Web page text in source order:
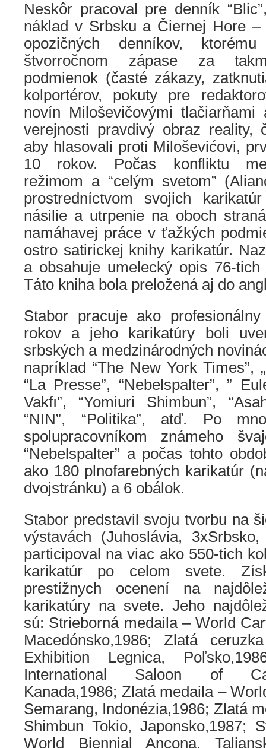
Neskôr pracoval pre denník
náklad v Srbsku a Čiernej Hore
opozičných denníkov,
štvorročnom zápase za
podmienok (časté zákazy,
kolportérov, pokuty pre
novín Miloševičovými tlačiarňami
verejnosti pravdivý obraz reality,
aby hlasovali proti Miloševićovi,
10 rokov. Počas konfliktu
režimom a “celým svetom”
prostredníctvom svojich
násilie a utrpenie na oboch
namáhavej práce v ťažkých
ostro satirickej knihy karikatúr.
a obsahuje umelecký opis 76-tich
Táto kniha bola preložená aj do
Stabor pracuje ako
rokov a jeho karikatúry boli
srbských a medzinárodných
napríklad “The New York Times”,
“La Presse”, “Nebelspalter”, ”
Vakfı”, “Yomiuri Shimbun”,
“NIN”, “Politika”, atď. Po
spolupracovníkom známeho
“Nebelspalter” a počas tohto
ako 180 plnofarebných karikatúr
dvojstránku) a 6 obálok.
Stabor predstavil svoju tvorbu na
výstavách (Juhoslávia,
participoval na viac ako 550-tich
karikatúr po celom svete.
prestížnych ocenení na
karikatúry na svete. Jeho
sú: Strieborná medaila – World
Macedónsko,1986; Zlatá
Exhibition Legnica,
International Saloon of
Kanada,1986; Zlatá medaila –
Semarang, Indonézia,1986; Zlatá
Shimbun Tokio, Japonsko,1987;
World Biennial Ancona,